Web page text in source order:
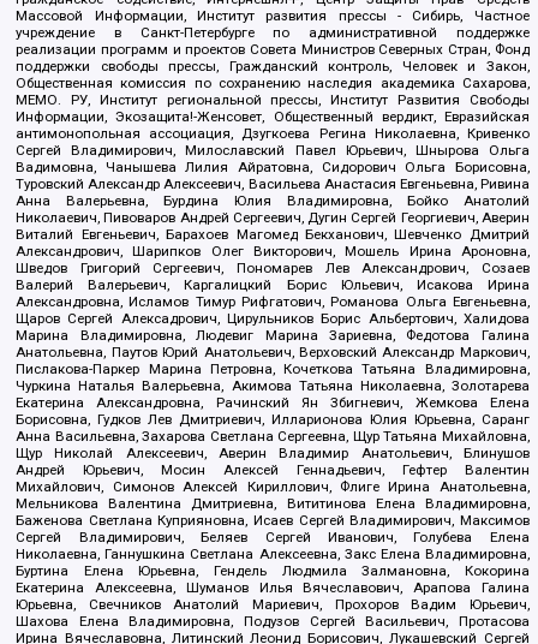
Массовой Информации, Институт развития прессы - Сибирь, Частное
учреждение в Санкт-Петербурге по административной поддержке
реализации программ и проектов Совета Министров Северных Стран, Фонд
поддержки свободы прессы, Гражданский контроль, Человек и Закон,
Общественная комиссия по сохранению наследия академика Сахарова,
МЕМО. РУ, Институт региональной прессы, Институт Развития Свободы
Информации, Экозащита!-Женсовет, Общественный вердикт, Евразийская
антимонопольная ассоциация, Дзугкоева Регина Николаевна, Кривенко
Сергей Владимирович, Милославский Павел Юрьевич, Шнырова Ольга
Вадимовна, Чанышева Лилия Айратовна, Сидорович Ольга Борисовна,
Туровский Александр Алексеевич, Васильева Анастасия Евгеньевна, Ривина
Анна Валерьевна, Бурдина Юлия Владимировна, Бойко Анатолий
Николаевич, Пивоваров Андрей Сергеевич, Дугин Сергей Георгиевич, Аверин
Виталий Евгеньевич, Барахоев Магомед Бекханович, Шевченко Дмитрий
Александрович, Шарипков Олег Викторович, Мошель Ирина Ароновна,
Шведов Григорий Сергеевич, Пономарев Лев Александрович, Созаев
Валерий Валерьевич, Каргалицкий Борис Юльевич, Исакова Ирина
Александровна, Исламов Тимур Рифгатович, Романова Ольга Евгеньевна,
Щаров Сергей Алексадрович, Цирульников Борис Альбертович, Халидова
Марина Владимировна, Людевиг Марина Зариевна, Федотова Галина
Анатольевна, Паутов Юрий Анатольевич, Верховский Александр Маркович,
Пислакова-Паркер Марина Петровна, Кочеткова Татьяна Владимировна,
Чуркина Наталья Валерьевна, Акимова Татьяна Николаевна, Золотарева
Екатерина Александровна, Рачинский Ян Збигневич, Жемкова Елена
Борисовна, Гудков Лев Дмитриевич, Илларионова Юлия Юрьевна, Саранг
Анна Васильевна, Захарова Светлана Сергеевна, Щур Татьяна Михайловна,
Щур Николай Алексеевич, Аверин Владимир Анатольевич, Блинушов
Андрей Юрьевич, Мосин Алексей Геннадьевич, Гефтер Валентин
Михайлович, Симонов Алексей Кириллович, Флиге Ирина Анатольевна,
Мельникова Валентина Дмитриевна, Вититинова Елена Владимировна,
Баженова Светлана Куприяновна, Исаев Сергей Владимирович, Максимов
Сергей Владимирович, Беляев Сергей Иванович, Голубева Елена
Николаевна, Ганнушкина Светлана Алексеевна, Закс Елена Владимировна,
Буртина Елена Юрьевна, Гендель Людмила Залмановна, Кокорина
Екатерина Алексеевна, Шуманов Илья Вячеславович, Арапова Галина
Юрьевна, Свечников Анатолий Мариевич, Прохоров Вадим Юрьевич,
Шахова Елена Владимировна, Подузов Сергей Васильевич, Протасова
Ирина Вячеславовна, Литинский Леонид Борисович, Лукашевский Сергей